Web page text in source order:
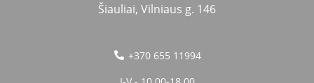
Šiauliai, Vilniaus g. 146
+370 655 11994